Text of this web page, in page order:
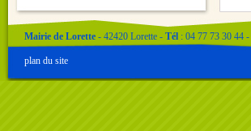
Mairie de Lorette - 42420 Lorette - Tél : 04 77 73 30 44 -
plan du site